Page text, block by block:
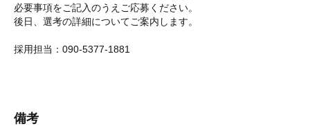
必要事項をご記入のうえご応募ください。
後日、選考の詳細についてご案内します。
採用担当：090-5377-1881
備考